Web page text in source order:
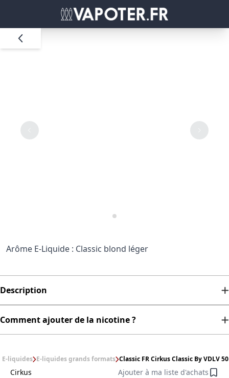
Arôme E-Liquide : Classic blond léger
Description
Comment ajouter de la nicotine ?
E-liquides E-liquides grands formats Classic FR Cirkus Classic By VDLV
Cirkus Ajouter à ma liste d'achats